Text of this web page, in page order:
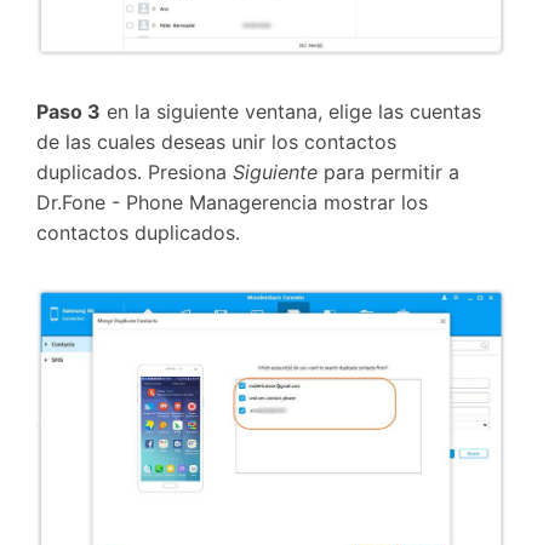
Paso 3 en la siguiente ventana, elige las cuentas
de las cuales deseas unir los contactos
duplicados. Presiona Siguiente para permitir a
Dr.Fone - Phone Managerencia mostrar los
contactos duplicados.